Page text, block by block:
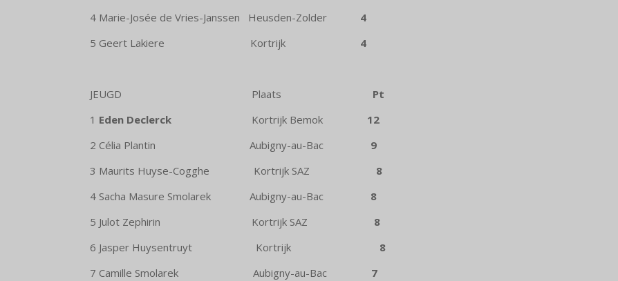
4 Marie-Josée de Vries-Janssen Heusden-Zolder
4
5 Geert Lakiere Kortrijk
4
JEUGD Plaats Pt
1 Eden Declerck Kortrijk Bemok 12
2 Célia Plantin Aubigny-au-Bac 9
3 Maurits Huyse-Cogghe Kortrijk SAZ 8
4 Sacha Masure Smolarek Aubigny-au-Bac 8
5 Julot Zephirin Kortrijk SAZ 8
6 Jasper Huysentruyt Kortrijk 8
7 Camille Smolarek Aubigny-au-Bac 7